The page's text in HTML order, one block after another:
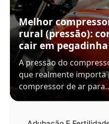
Melhor
rural (pressão):
cair em pegadinha
A pressão do
que realmente importa
compressor de ar